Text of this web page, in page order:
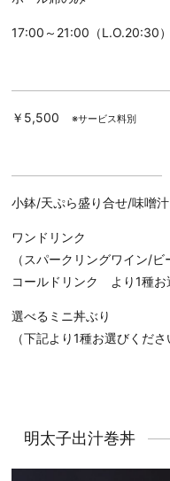
17:00～21:00（L.O.20:30）
￥5,500※サービス料別
小鉢/天ぷら盛り合せ/味噌汁
ワンドリンク
（スパークリングワイン/
コールドリンク より1種お
選べるミニ丼ぶり
（下記より1種お選びくださ
明太子出汁巻丼